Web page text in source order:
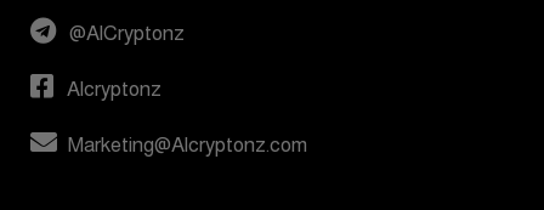
@AlCryptonz
Alcryptonz
Marketing@Alcryptonz.com